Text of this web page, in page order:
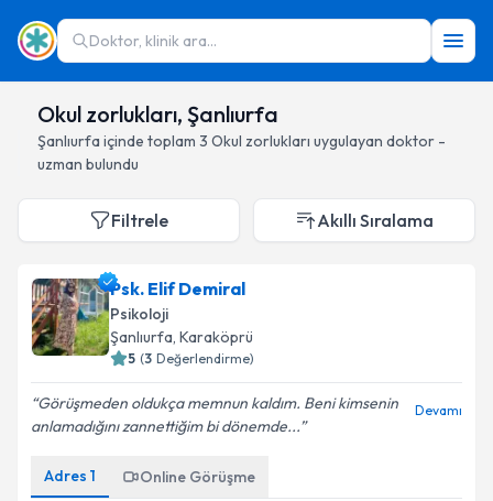
Doktor, klinik ara...
Okul zorlukları, Şanlıurfa
Şanlıurfa içinde toplam 3 Okul zorlukları uygulayan doktor -
uzman bulundu
Filtrele Akıllı Sıralama
Psk. Elif Demiral
Psikoloji
Şanlıurfa, Karaköprü
5 (3 Değerlendirme)
Görüşmeden oldukça memnun kaldım. Beni kimsenin
anlamadığını zannettiğim bi dönemde...
Devamı
Adres 1 Online Görüşme